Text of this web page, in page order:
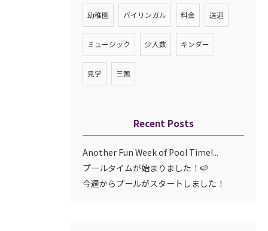
Recent Posts
Another Fun Week of Pool Time!...
プールタイムが始まりました！🍉
今週からプールがスタートしました！
幼稚園 バイリンガル 料金 送迎
ミュージック 少人数 キンダー
見学 三国